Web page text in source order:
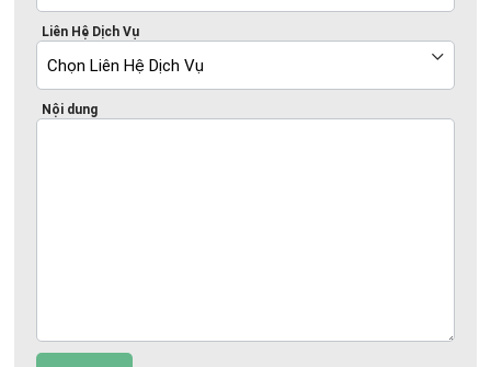
Liên Hệ Dịch Vụ
Nội dung